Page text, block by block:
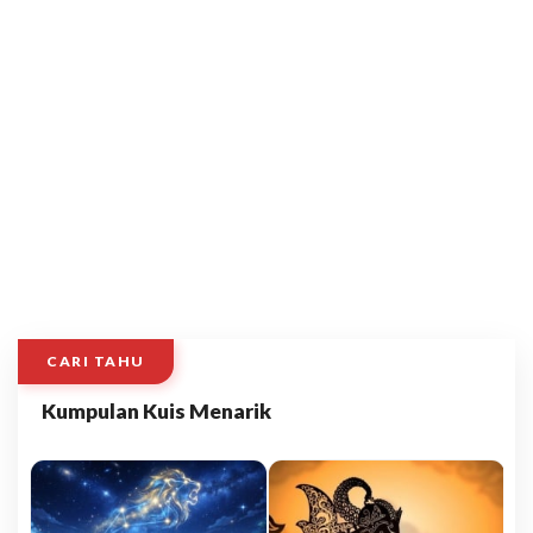
CARI TAHU
Kumpulan Kuis Menarik